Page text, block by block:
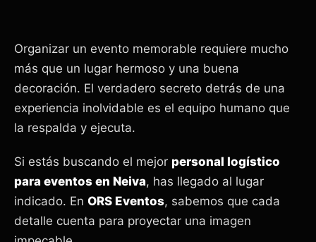
Organizar un evento memorable requiere mucho
más que un lugar hermoso y una buena
decoración. El verdadero secreto detrás de una
experiencia inolvidable es el equipo humano que
la respalda y ejecuta.
Si estás buscando el mejor personal logístico
para eventos en Neiva, has llegado al lugar
indicado. En ORS Eventos, sabemos que cada
detalle cuenta para proyectar una imagen